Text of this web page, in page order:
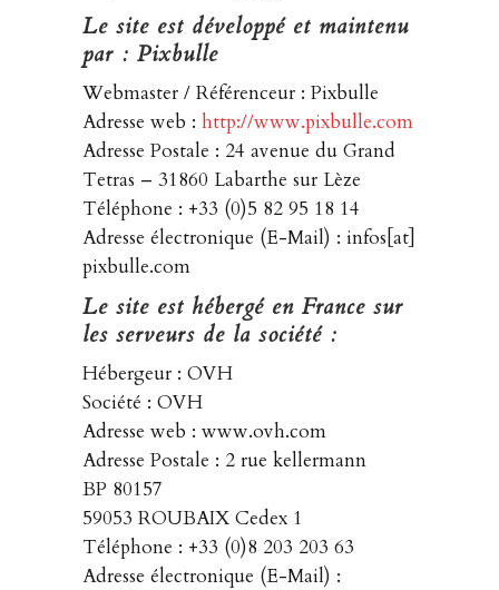
Le site est développé et maintenu
par : Pixbulle
Webmaster / Référenceur : Pixbulle
Adresse web : http://www.pixbulle.com
Adresse Postale : 24 avenue du Grand
Tetras – 31860 Labarthe sur Lèze
Téléphone : +33 (0)5 82 95 18 14
Adresse électronique (E-Mail) : infos[at]
pixbulle.com
Le site est hébergé en France sur
les serveurs de la société :
Hébergeur : OVH
Société : OVH
Adresse web : www.ovh.com
Adresse Postale : 2 rue kellermann
BP 80157
59053 ROUBAIX Cedex 1
Téléphone : +33 (0)8 203 203 63
Adresse électronique (E-Mail) :